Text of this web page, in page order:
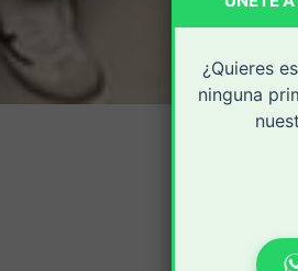
¿Quieres
ninguna